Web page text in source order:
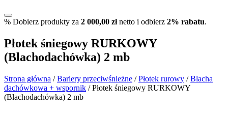
% Dobierz produkty za 2 000,00 złnetto i odbierz 2% rabatu.
Płotek śniegowy RURKOWY
(Blachodachówka) 2 mb
Strona główna /Bariery przeciwśnieżne /Płotek rurowy /Blacha
dachówkowa + wspornik / Płotek śniegowy RURKOWY
(Blachodachówka) 2 mb